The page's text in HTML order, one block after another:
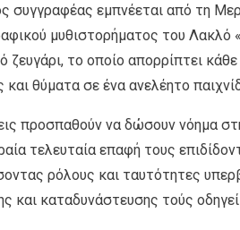
συγγραφέας εμπνέεται από τη
μυθιστορήματος του Λακλό
ζευγάρι, το οποίο απορρίπτει
θύματα σε ένα ανελέητο
προσπαθούν να δώσουν νόημα
τελευταία επαφή τους
ρόλους και ταυτότητες
καταδυνάστευσης τούς